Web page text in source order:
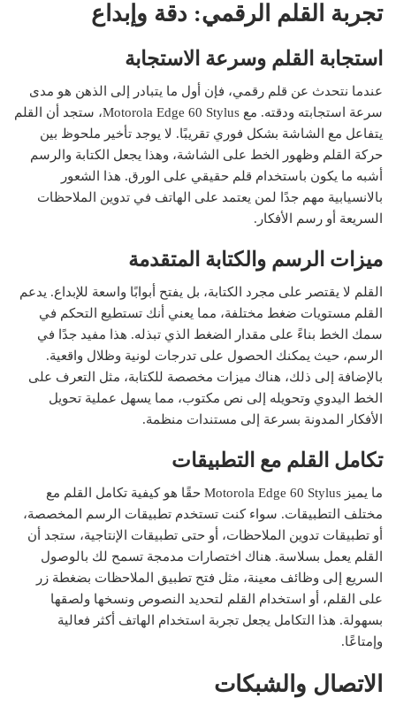
تجربة القلم الرقمي: دقة وإبداع
استجابة القلم وسرعة الاستجابة
عندما نتحدث عن قلم رقمي، فإن أول ما يتبادر إلى الذهن هو مدى
سرعة استجابته ودقته. مع Motorola Edge 60 Stylus، ستجد أن القلم
يتفاعل مع الشاشة بشكل فوري تقريبًا. لا يوجد تأخير ملحوظ بين
حركة القلم وظهور الخط على الشاشة، وهذا يجعل الكتابة والرسم
أشبه ما يكون باستخدام قلم حقيقي على الورق. هذا الشعور
بالانسيابية مهم جدًا لمن يعتمد على الهاتف في تدوين الملاحظات
السريعة أو رسم الأفكار.
ميزات الرسم والكتابة المتقدمة
القلم لا يقتصر على مجرد الكتابة، بل يفتح أبوابًا واسعة للإبداع. يدعم
القلم مستويات ضغط مختلفة، مما يعني أنك تستطيع التحكم في
سمك الخط بناءً على مقدار الضغط الذي تبذله. هذا مفيد جدًا في
الرسم، حيث يمكنك الحصول على تدرجات لونية وظلال واقعية.
بالإضافة إلى ذلك، هناك ميزات مخصصة للكتابة، مثل التعرف على
الخط اليدوي وتحويله إلى نص مكتوب، مما يسهل عملية تحويل
الأفكار المدونة بسرعة إلى مستندات منظمة.
تكامل القلم مع التطبيقات
ما يميز Motorola Edge 60 Stylus حقًا هو كيفية تكامل القلم مع
مختلف التطبيقات. سواء كنت تستخدم تطبيقات الرسم المخصصة،
أو تطبيقات تدوين الملاحظات، أو حتى تطبيقات الإنتاجية، ستجد أن
القلم يعمل بسلاسة. هناك اختصارات مدمجة تسمح لك بالوصول
السريع إلى وظائف معينة، مثل فتح تطبيق الملاحظات بضغطة زر
على القلم، أو استخدام القلم لتحديد النصوص ونسخها ولصقها
بسهولة. هذا التكامل يجعل تجربة استخدام الهاتف أكثر فعالية
وإمتاعًا.
الاتصال والشبكات